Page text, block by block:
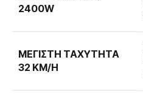
2400W
ΜΈΓΙΣΤΗ ΤΑΧΎΤΗΤΑ
32 KM/H